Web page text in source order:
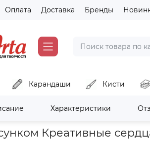
Оплата Доставка Бренды
Карандаши Кисти
Характеристики
Скрапбукинг, кардмейкинг
Креативные